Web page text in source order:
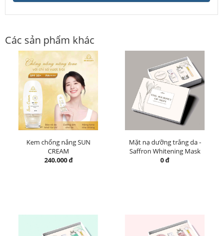
Các sản phẩm khác
Kem chống nắng SUN
CREAM
240.000 đ
Mặt nạ dưỡng trắng da -
Saffron Whitening Mask
0 đ